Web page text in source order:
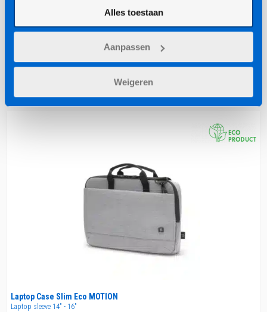
Alles toestaan
Aanpassen
Weigeren
Dicota SMART
40,-
Laptop Case Slim Eco MOTION
Laptop sleeve 14" - 16"